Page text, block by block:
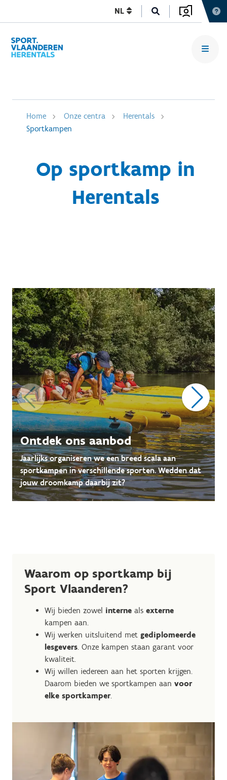
NL
Home Onze centra
Herentals
Sportkampen
Op sportkamp in
Herentals
Ontdek ons aanbod
Jaarlijks organiseren we een breed scala aan
sportkampen in verschillende sporten. Wedden dat
jouw droomkamp daarbij zit?
Waarom op sportkamp bij
Sport Vlaanderen?
Wij bieden zowel interne als externe
kampen aan.
Wij werken uitsluitend met gediplomeerde
lesgevers. Onze kampen staan garant voor
kwaliteit.
Wij willen iedereen aan het sporten krijgen.
Daarom bieden we sportkampen aan voor
elke sportkamper.